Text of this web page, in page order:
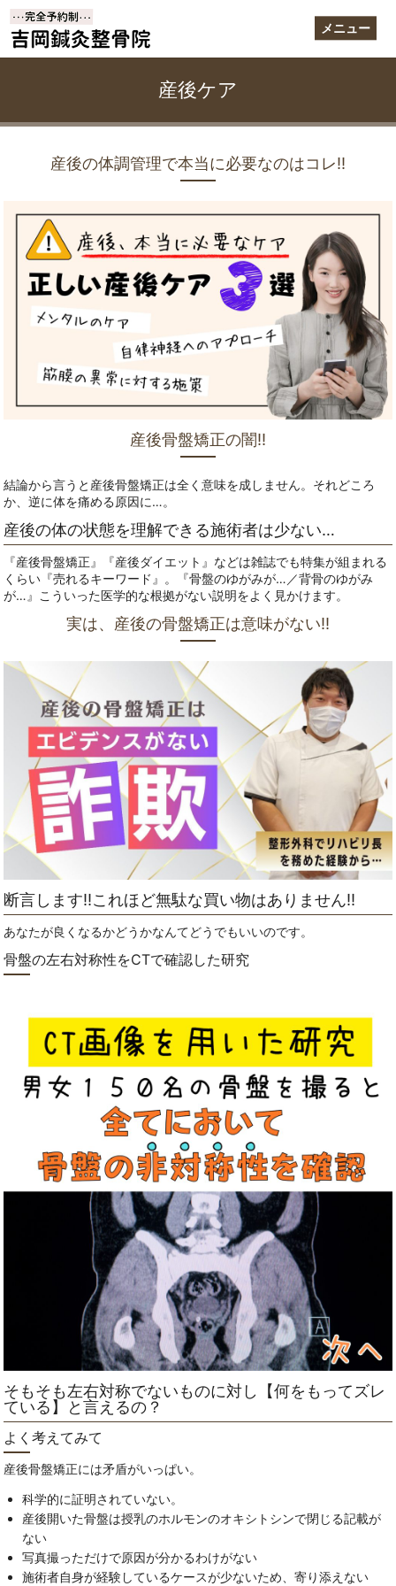
メニュー
産後ケア
産後の体調管理で本当に必要なのはコレ‼
産後骨盤矯正の闇‼
結論から言うと産後骨盤矯正は全く意味を成しません。それどころ
か、逆に体を痛める原因に…。
産後の体の状態を理解できる施術者は少ない…
『産後骨盤矯正』『産後ダイエット』などは雑誌でも特集が組まれる
くらい『売れるキーワード』。『骨盤のゆがみが…／背骨のゆがみ
が…』こういった医学的な根拠がない説明をよく見かけます。
実は、産後の骨盤矯正は意味がない‼
断言します‼これほど無駄な買い物はありません‼
あなたが良くなるかどうかなんてどうでもいいのです。
骨盤の左右対称性をCTで確認した研究
そもそも左右対称でないものに対し【何をもってズレ
ている】と言えるの？
よく考えてみて
産後骨盤矯正には矛盾がいっぱい。
科学的に証明されていない。
産後開いた骨盤は授乳のホルモンのオキシトシンで閉じる記載が
ない
写真撮っただけで原因が分かるわけがない
施術者自身が経験しているケースが少ないため、寄り添えない